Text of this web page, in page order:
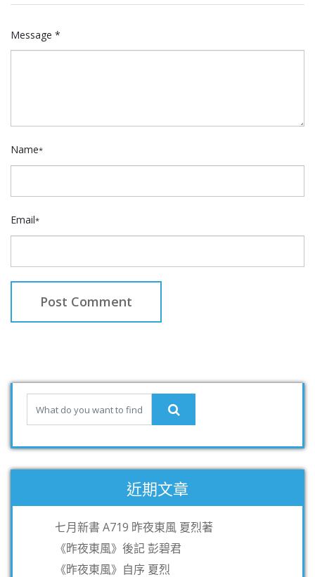
Message *
Name*
Email*
近期文章
七月新書 A719 昨夜東風 夏烈著
《昨夜東風》後記 彭碧君
《昨夜東風》自序 夏烈